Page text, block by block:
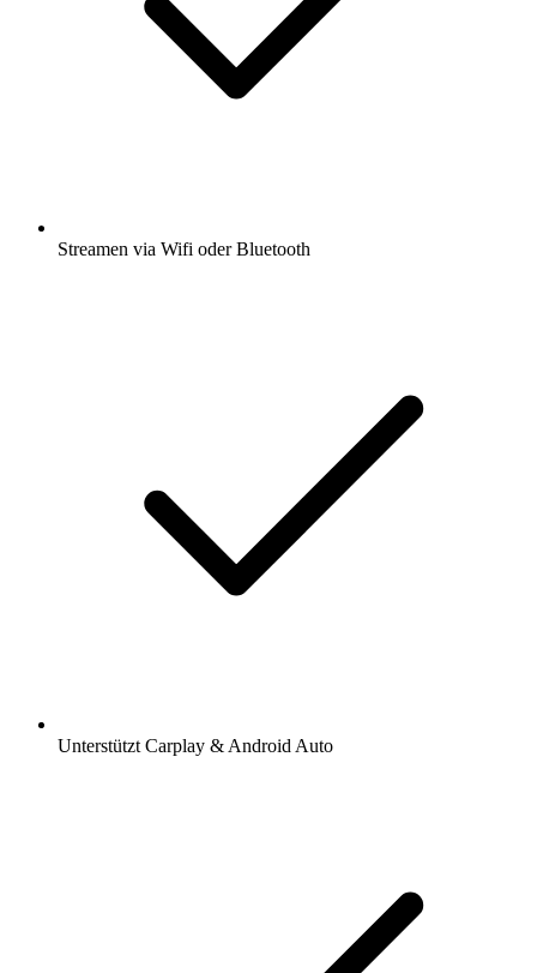
Streamen via Wifi oder Bluetooth
Unterstützt Carplay & Android Auto